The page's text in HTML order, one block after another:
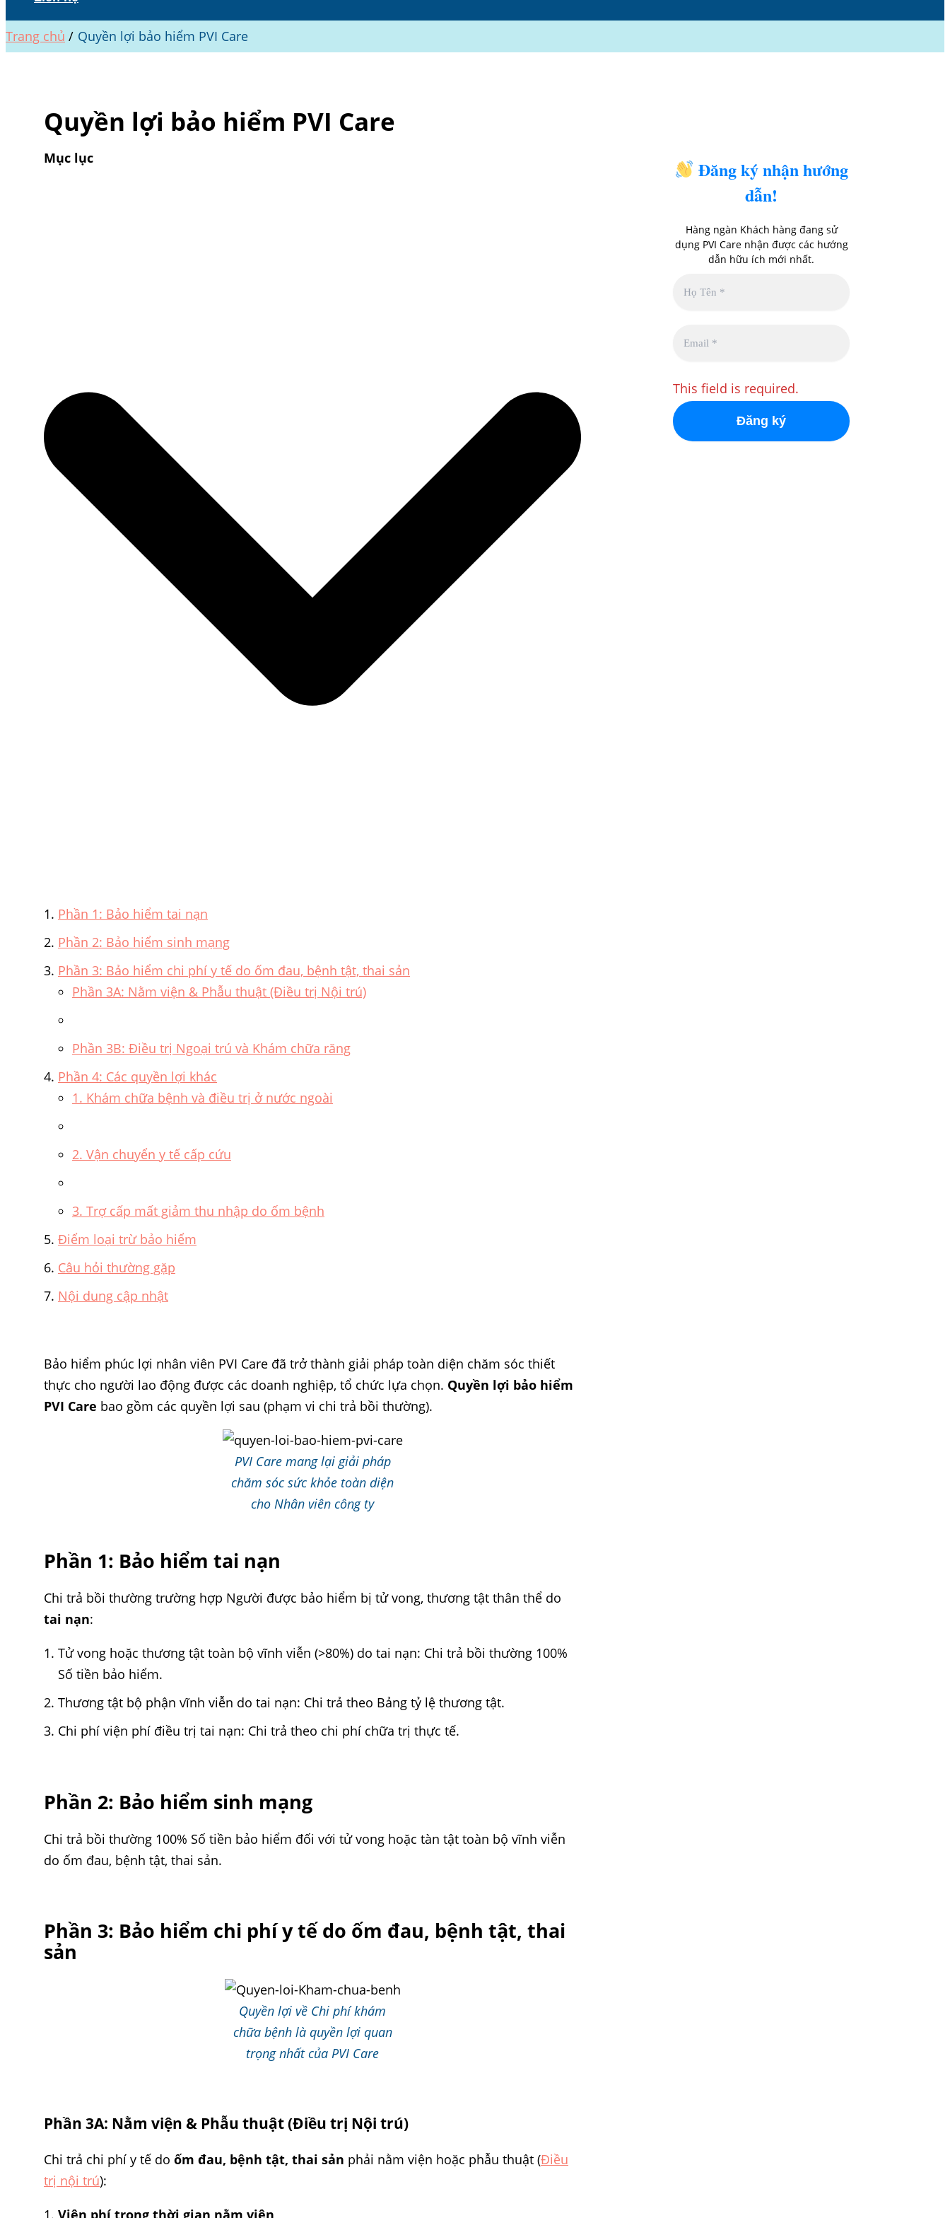
Trang chủ Quyền lợi bảo hiểm PVI Care
Quyền lợi bảo hiểm PVI Care
Mục lục
Phần 1: Bảo hiểm tai nạn
Phần 2: Bảo hiểm sinh mạng
Phần 3: Bảo hiểm chi phí y tế do ốm đau, bệnh tật, thai sản
Phần 3A: Nằm viện & Phẫu thuật (Điều trị Nội trú)
Phần 3B: Điều trị Ngoại trú và Khám chữa răng
Phần 4: Các quyền lợi khác
1. Khám chữa bệnh và điều trị ở nước ngoài
2. Vận chuyển y tế cấp cứu
3. Trợ cấp mất giảm thu nhập do ốm bệnh
Điểm loại trừ bảo hiểm
Câu hỏi thường gặp
Nội dung cập nhật
Bảo hiểm phúc lợi nhân viên PVI Care đã trở thành giải pháp toàn diện chăm sóc thiết
thực cho người lao động được các doanh nghiệp, tổ chức lựa chọn. Quyền lợi bảo hiểm
PVI Care bao gồm các quyền lợi sau (phạm vi chi trả bồi thường).
PVI Care mang lại giải pháp
chăm sóc sức khỏe toàn diện
cho Nhân viên công ty
Phần 1: Bảo hiểm tai nạn
Chi trả bồi thường trường hợp Người được bảo hiểm bị tử vong, thương tật thân thể do
tai nạn:
Tử vong hoặc thương tật toàn bộ vĩnh viễn (>80%) do tai nạn: Chi trả bồi thường 100%
Số tiền bảo hiểm.
Thương tật bộ phận vĩnh viễn do tai nạn: Chi trả theo Bảng tỷ lệ thương tật.
Chi phí viện phí điều trị tai nạn: Chi trả theo chi phí chữa trị thực tế.
Phần 2: Bảo hiểm sinh mạng
Chi trả bồi thường 100% Số tiền bảo hiểm đối với tử vong hoặc tàn tật toàn bộ vĩnh viễn
do ốm đau, bệnh tật, thai sản.
Phần 3: Bảo hiểm chi phí y tế do ốm đau, bệnh tật, thai
sản
Quyền lợi về Chi phí khám
chữa bệnh là quyền lợi quan
trọng nhất của PVI Care
Phần 3A: Nằm viện & Phẫu thuật (Điều trị Nội trú)
Chi trả chi phí y tế do ốm đau, bệnh tật, thai sản phải nằm viện hoặc phẫu thuật (Điều
trị nội trú):
Viện phí trong thời gian nằm viện
Đăng ký nhận hướng
dẫn!
Hàng ngàn Khách hàng đang sử
dụng PVI Care nhận được các hướng
dẫn hữu ích mới nhất.
This field is required.